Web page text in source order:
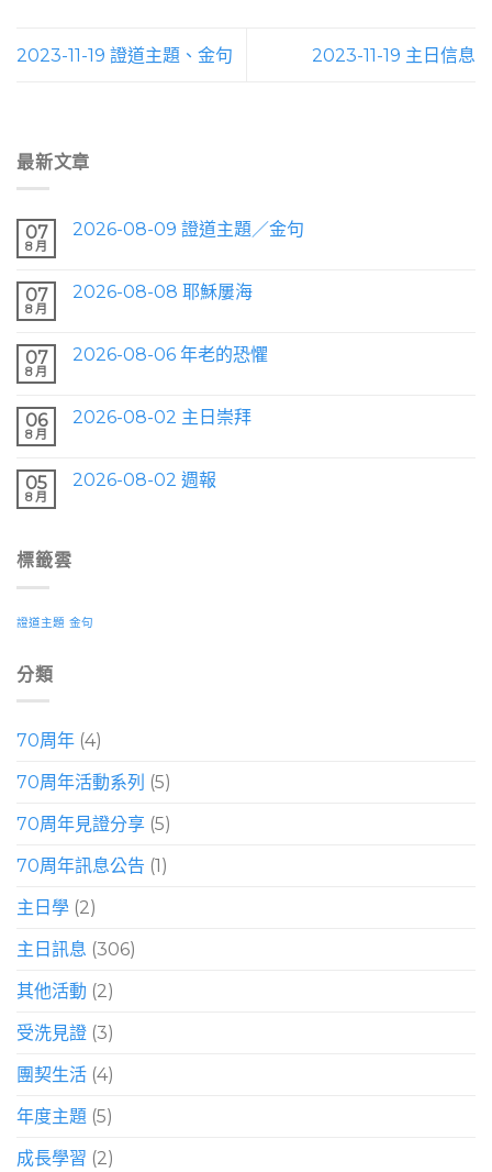
2023-11-19 證道主題、金句 2023-11-19 主日信息
最新文章
07
8 月
2026-08-09 證道主題／金句
07
8 月
2026-08-08 耶穌屢海
07
8 月
2026-08-06 年老的恐懼
06
8 月
2026-08-02 主日崇拜
05
8 月
2026-08-02 週報
標籤雲
證道主題 金句
分類
70周年 (4)
70周年活動系列 (5)
70周年見證分享 (5)
70周年訊息公告 (1)
主日學 (2)
主日訊息 (306)
其他活動 (2)
受洗見證 (3)
團契生活 (4)
年度主題 (5)
成長學習 (2)